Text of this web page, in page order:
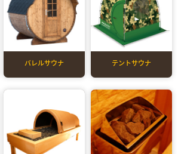
バレルサウナ テントサウナ